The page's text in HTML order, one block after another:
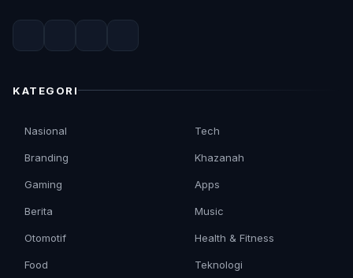
KATEGORI
Nasional
Branding
Gaming
Berita
Otomotif
Tech
Khazanah
Apps
Music
Health & Fitness
Food Teknologi